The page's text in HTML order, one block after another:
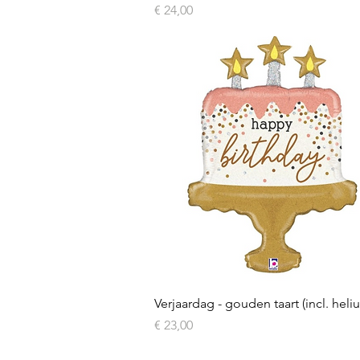
Prijs
€ 24,00
Snel overzicht
Verjaardag - gouden taart (incl.
Prijs
€ 23,00